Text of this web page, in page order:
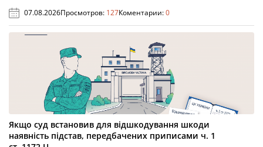
07.08.2026Просмотров: 127Коментарии:0
Якщо суд встановив для відшкодування шкоди
наявність підстав, передбачених приписами ч. 1